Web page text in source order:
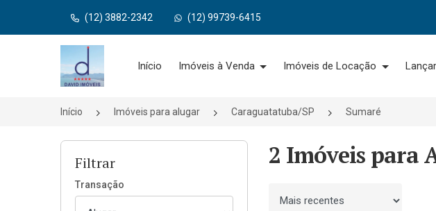
(12) 3882-2342 (12) 99739-6415
Página inicial
Início Imóveis à Venda Imóveis de Locação
Início Imóveis para alugar Caraguatatuba/SP Sumaré
Filtrar
Transação
2 Imóveis para
Ordenar por